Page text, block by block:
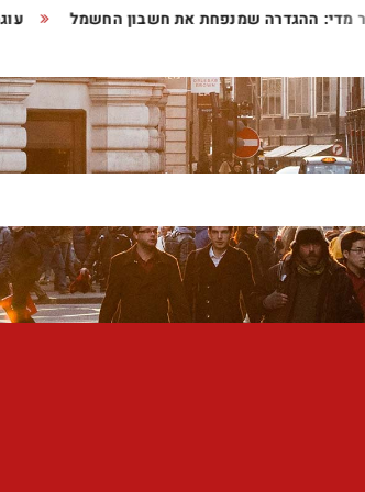
יותר מדי: ההגדרה שמנפחת את חשבון החשמל